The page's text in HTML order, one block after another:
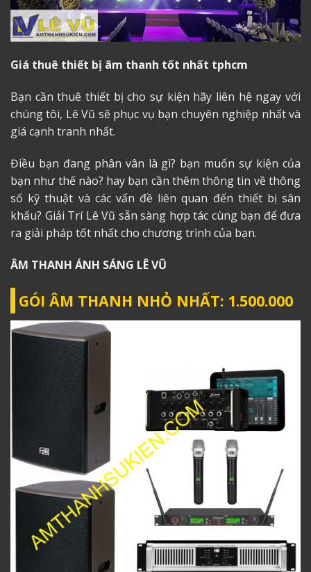
Giá thuê thiết bị âm thanh tốt nhất tphcm
Bạn cần thuê thiết bị cho sự kiện hãy liên hệ ngay với
chúng tôi, Lê Vũ sẽ phục vụ bạn chuyên nghiệp nhất và
giá cạnh tranh nhất.
Điều bạn đang phân vân là gì? bạn muốn sự kiện của
bạn như thế nào? hay bạn cần thêm thông tin về thông
số kỹ thuật và các vấn đề liên quan đến thiết bị sân
khấu? Giải Trí Lê Vũ sẵn sàng hợp tác cùng bạn để đưa
ra giải pháp tốt nhất cho chương trình của bạn.
ÂM THANH ÁNH SÁNG LÊ VŨ
GÓI ÂM THANH NHỎ NHẤT: 1.500.000